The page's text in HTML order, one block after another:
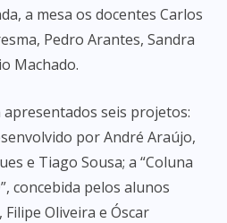
a mesa os docentes Carlos
Pedro Arantes, Sandra
Machado.
seis projetos:
por André Araújo,
e Tiago Sousa; a “Coluna
concebida pelos alunos
Oliveira e Óscar